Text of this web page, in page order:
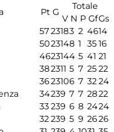
Pt G
Totale
V N P GfGs
5723183 2 4614
5023148 1 3516
4623144 5 41 21
382311 5 7 2522
3623106 7 3224
34239 7 7 2822
33239 6 8 2424
32239 5 9 2626